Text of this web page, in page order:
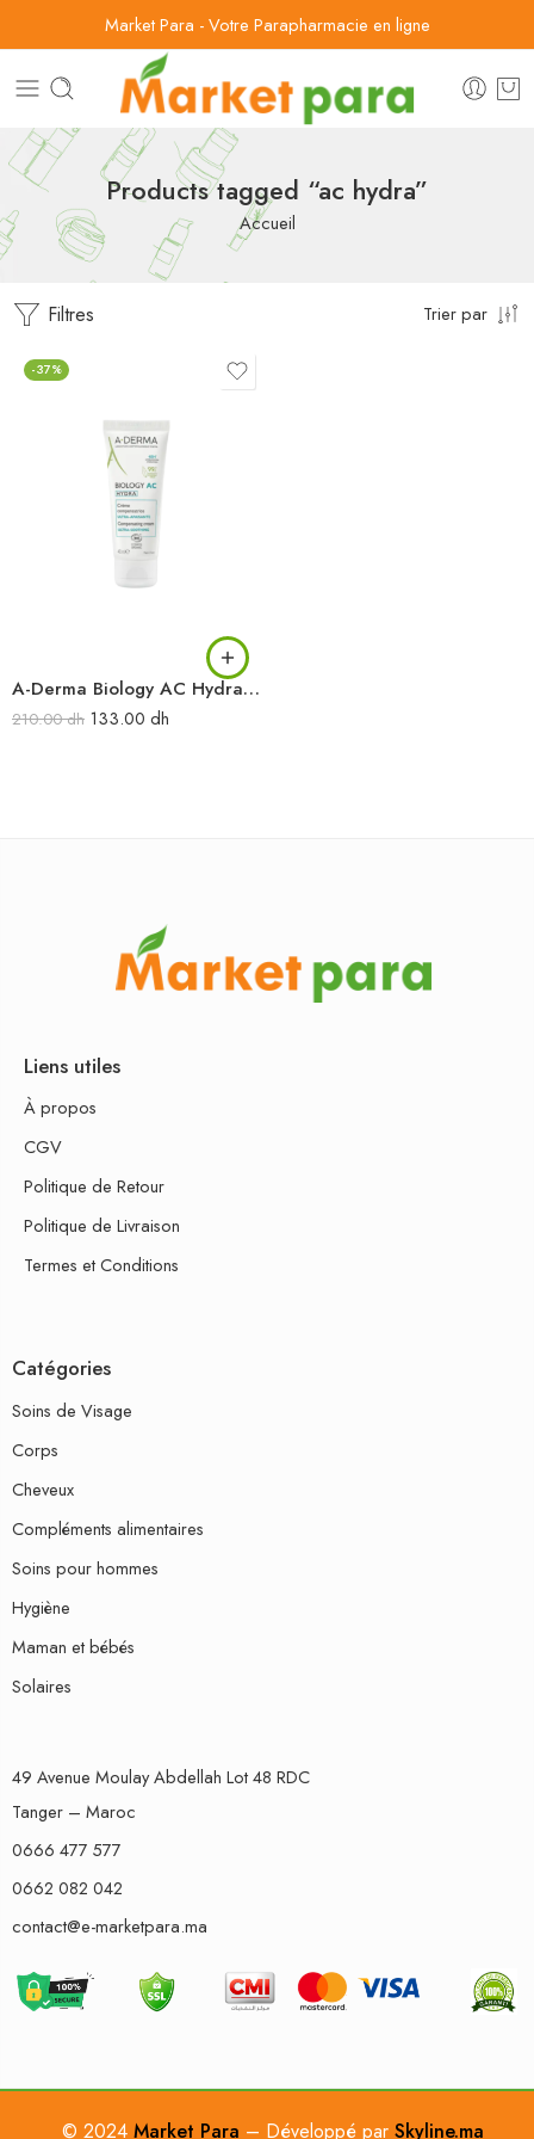
Market Para - Votre Parapharmacie en ligne
Products tagged “ac hydra”
Accueil
Filtres Trier par
-37%
A-Derma Biology AC Hydra Crème compensatrice ultra-apaisante 40 ml
210.00dh 133.00 dh
Liens utiles
À propos
CGV
Politique de Retour
Politique de Livraison
Termes et Conditions
Catégories
Soins de Visage
Corps
Cheveux
Compléments alimentaires
Soins pour hommes
Hygiène
Maman et bébés
Solaires
49 Avenue Moulay Abdellah Lot 48 RDC
Tanger – Maroc
0666 477 577
0662 082 042
contact@e-marketpara.ma
© 2024 Market Para – Développé par Skyline.ma